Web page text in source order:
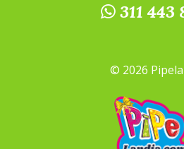
311 443
© 2026